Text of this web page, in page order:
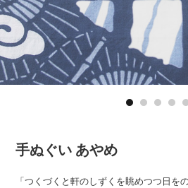
手ぬぐい あやめ
「つくづくと軒のしずくを眺めつつ日を